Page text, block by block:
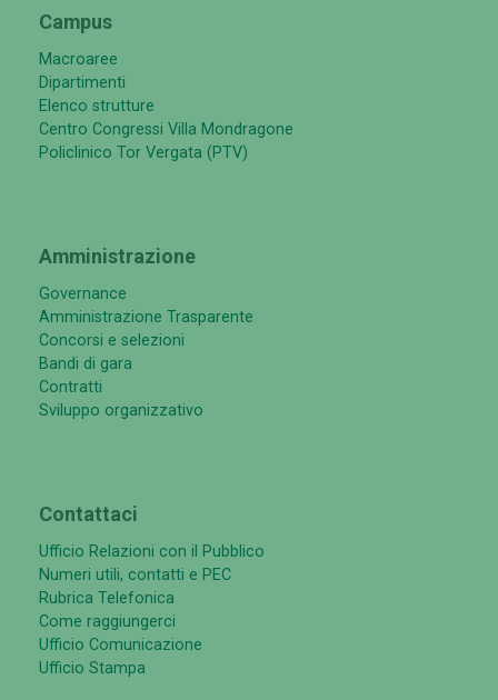
Campus
Macroaree
Dipartimenti
Elenco strutture
Centro Congressi Villa Mondragone
Policlinico Tor Vergata (PTV)
Amministrazione
Governance
Amministrazione Trasparente
Concorsi e selezioni
Bandi di gara
Contratti
Sviluppo organizzativo
Contattaci
Ufficio Relazioni con il Pubblico
Numeri utili, contatti e PEC
Rubrica Telefonica
Come raggiungerci
Ufficio Comunicazione
Ufficio Stampa